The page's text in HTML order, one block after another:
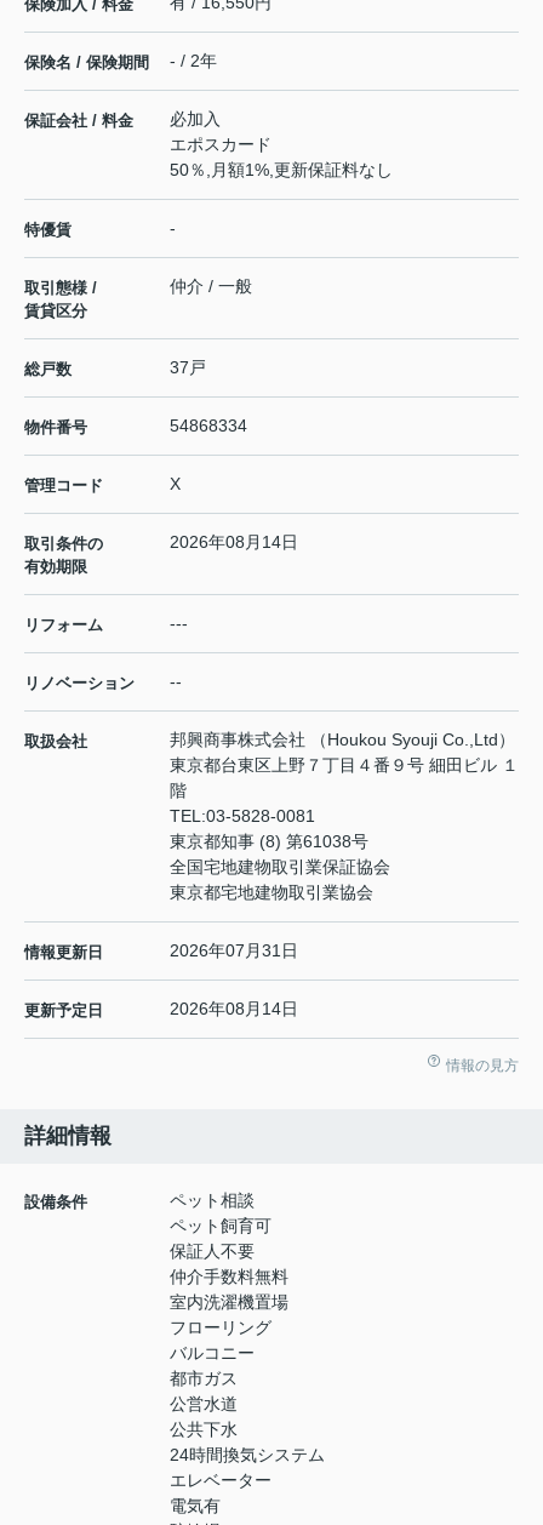
保険加入 / 料金
保険名 / 保険期間 - / 2年
保証会社 / 料金
必加入
エポスカード
50％,月額1%,更新保証料なし
特優賃 -
取引態様 /
賃貸区分
仲介 / 一般
総戸数 37戸
物件番号 54868334
管理コード X
取引条件の
有効期限
2026年08月14日
リフォーム ---
リノベーション --
取扱会社
邦興商事株式会社 （Houkou Syouji Co.,Ltd）
東京都台東区上野７丁目４番９号 細田ビル １
階
TEL:03-5828-0081
東京都知事 (8) 第61038号
全国宅地建物取引業保証協会
東京都宅地建物取引業協会
情報更新日 2026年07月31日
更新予定日 2026年08月14日
情報の見方
詳細情報
設備条件
ペット相談
ペット飼育可
保証人不要
仲介手数料無料
室内洗濯機置場
フローリング
バルコニー
都市ガス
公営水道
公共下水
24時間換気システム
エレベーター
電気有